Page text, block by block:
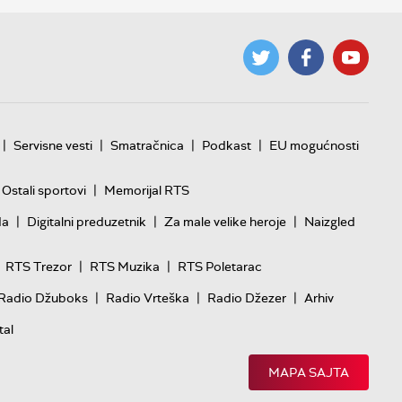
koji nisu
rušili
ih
| Servisne vesti | Smatračnica | Podkast | EU mogućnosti
Ostali sportovi | Memorijal RTS
| Digitalni preduzetnik | Za male velike heroje | Naizgled
RTS Trezor | RTS Muzika | RTS Poletarac
Džuboks | Radio Vrteška | Radio Džezer | Arhiv
MAPA SAJTA